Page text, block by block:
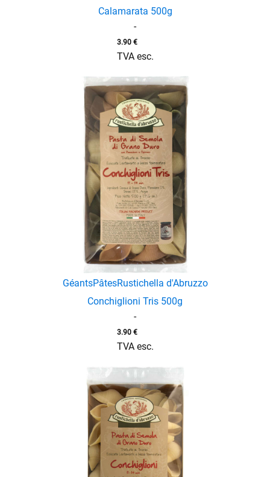
Calamarata 500g
-
3.90 €
TVA esc.
GéantsPâtesRustichella d'Abruzzo
Conchiglioni Tris 500g
-
3.90 €
TVA esc.